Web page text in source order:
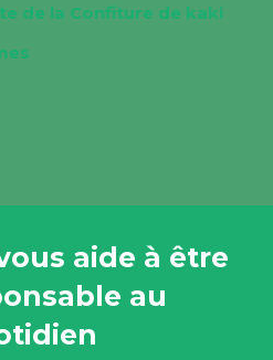
de la Confiture de kaki
aide à être
au